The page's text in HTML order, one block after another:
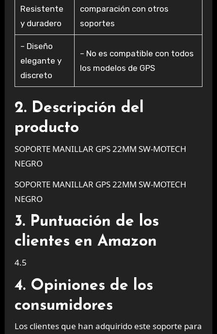
Resistente
y duradero
comparación con otros
soportes
– Diseño
elegante y
discreto
– No es compatible con todos
los modelos de GPS
2. Descripción del
producto
SOPORTE MANILLAR GPS 22MM SW-MOTECH
NEGRO
SOPORTE MANILLAR GPS 22MM SW-MOTECH
NEGRO
3. Puntuación de los
clientes en Amazon
4.5
4. Opiniones de los
consumidores
Los clientes que han adquirido este soporte para